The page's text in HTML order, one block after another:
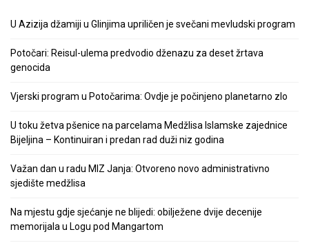
U Azizija džamiji u Glinjima upriličen je svečani mevludski program
Potočari: Reisul-ulema predvodio dženazu za deset žrtava
genocida
Vjerski program u Potočarima: Ovdje je počinjeno planetarno zlo
U toku žetva pšenice na parcelama Medžlisa Islamske zajednice
Bijeljina – Kontinuiran i predan rad duži niz godina
Važan dan u radu MIZ Janja: Otvoreno novo administrativno
sjedište medžlisa
Na mjestu gdje sjećanje ne blijedi: obilježene dvije decenije
memorijala u Logu pod Mangartom